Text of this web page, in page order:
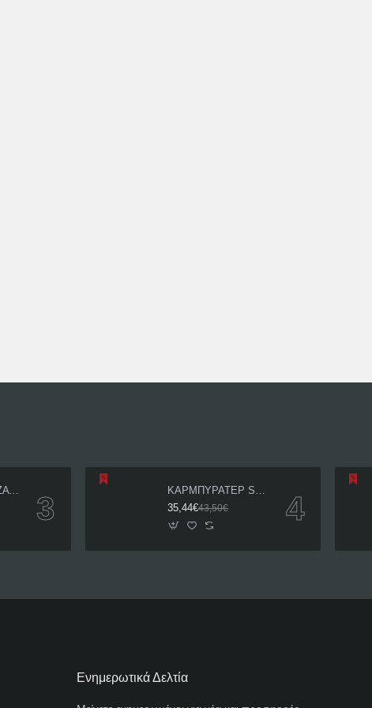
35,44€43,50€
Ενημερωτικά Δελτία